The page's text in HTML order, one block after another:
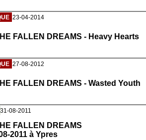
23-04-2014
FALLEN DREAMS - Heavy Hearts
27-08-2012
FALLEN DREAMS - Wasted Youth
31-08-2011
FALLEN DREAMS
2011 à Ypres